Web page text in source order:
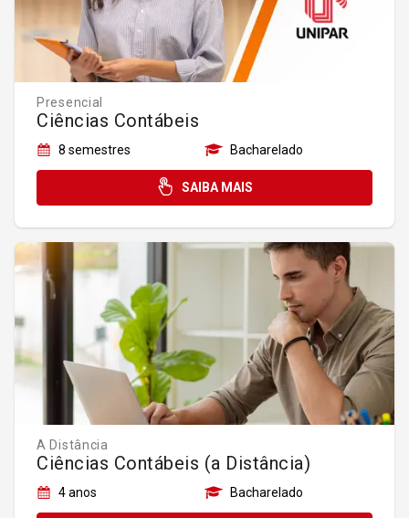
Presencial
Ciências Contábeis
8 semestres Bacharelado
SAIBA MAIS
A Distância
Ciências Contábeis (a Distância)
4 anos Bacharelado